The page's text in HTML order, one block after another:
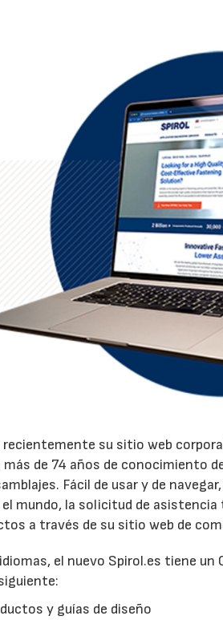
recientemente su sitio web
de 74 años de conocimiento
Fácil de usar y de
mundo, la solicitud de
a través de su sitio web de
el nuevo Spirol.es tiene
y guías de diseño